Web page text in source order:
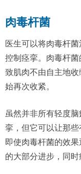
肉毒杆菌
医生可以将肉毒杆
控制痉挛。肉毒杆
致肌肉不由自主地
始再次收紧。
虽然并非所有轻度
挛，但它可以让那些
即使肉毒杆菌的效
的大部分进步，同时